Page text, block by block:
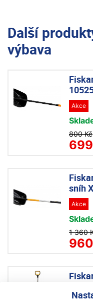
Další
výbava
Akce
800 Kč
sníh
Akce
1 360